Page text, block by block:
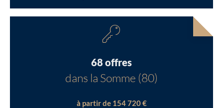
68 offres
dans la Somme (80)
à partir de 154 720 €